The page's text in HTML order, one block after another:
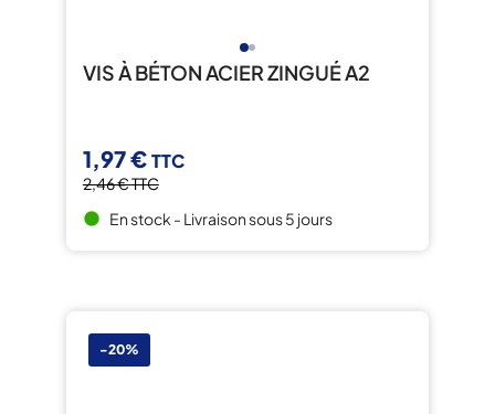
VIS À BÉTON ACIER ZINGUÉ A2
1,97 €TTC
2,46 €TTC
brightness_1 En stock - Livraison sous 5 jours
-20%